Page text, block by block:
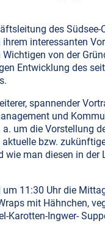
des
interessanten
von der
Entwicklung des
spannender
und
um die Vorstellung
aktuelle bzw.
wie man diesen in der
11:30 Uhr die
mit Hähnchen,
Karotten-Ingwer-